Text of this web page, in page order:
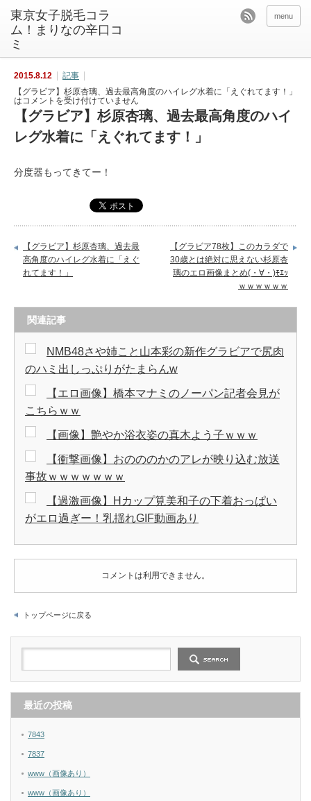
東京女子脱毛コラ
ム！まりなの辛口コ
ミ
menu
2015.8.12
記事
【グラビア】杉原杏璃、過去最高角度のハイレグ水着に「えぐれてます！」
はコメントを受け付けていません
【グラビア】杉原杏璃、過去最高角度のハイ
レグ水着に「えぐれてます！」
分度器もってきてー！
【グラビア】杉原杏璃、過去最
高角度のハイレグ水着に「えぐ
れてます！」
【グラビア78枚】このカラダで
30歳とは絶対に思えない杉原杏
璃のエロ画像まとめ(・∀・)ﾓｴｯ
ｗｗｗｗｗｗ
関連記事
NMB48さや姉こと山本彩の新作グラビアで尻肉
のハミ出しっぷりがたまらんw
【エロ画像】橋本マナミのノーパン記者会見が
こちらｗｗ
【画像】艶やか浴衣姿の真木よう子ｗｗｗ
【衝撃画像】おのののかのアレが映り込む放送
事故ｗｗｗｗｗｗｗ
【過激画像】Hカップ筧美和子の下着おっぱい
がエロ過ぎー！乳揺れGIF動画あり
コメントは利用できません。
トップページに戻る
最近の投稿
7843
7837
www（画像あり）
www（画像あり）